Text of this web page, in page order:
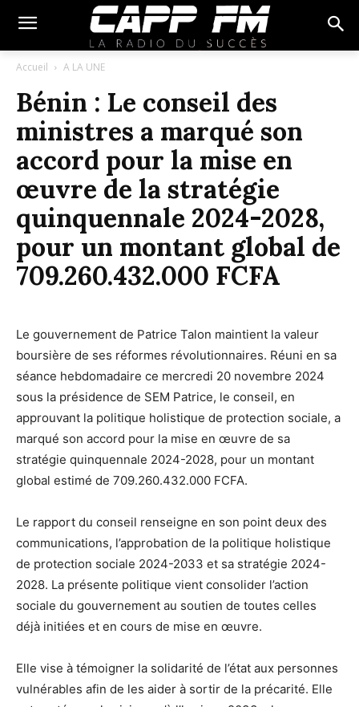
Accueil A LA UNE
Bénin : Le conseil des
ministres a marqué son
accord pour la mise en
œuvre de la stratégie
quinquennale 2024-2028,
pour un montant global de
709.260.432.000 FCFA
Le gouvernement de Patrice Talon maintient la valeur
boursière de ses réformes révolutionnaires. Réuni en sa
séance hebdomadaire ce mercredi 20 novembre 2024
sous la présidence de SEM Patrice, le conseil, en
approuvant la politique holistique de protection sociale, a
marqué son accord pour la mise en œuvre de sa
stratégie quinquennale 2024-2028, pour un montant
global estimé de 709.260.432.000 FCFA.
Le rapport du conseil renseigne en son point deux des
communications, l’approbation de la politique holistique
de protection sociale 2024-2033 et sa stratégie 2024-
2028. La présente politique vient consolider l’action
sociale du gouvernement au soutien de toutes celles
déjà initiées et en cours de mise en œuvre.
Elle vise à témoigner la solidarité de l’état aux personnes
vulnérables afin de les aider à sortir de la précarité. Elle